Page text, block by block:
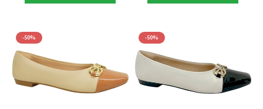
-50% -50%